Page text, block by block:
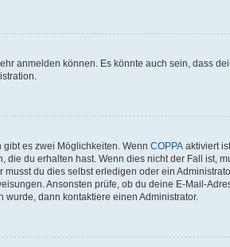
anmelden können. Es könnte auch sein, dass
es zwei Möglichkeiten. Wenn COPPA aktiviert
du erhalten hast. Wenn dies nicht der Fall ist,
du dies selbst erledigen oder ein
Ansonsten prüfe, ob du deine E-Mail-
dann kontaktiere einen Administrator.